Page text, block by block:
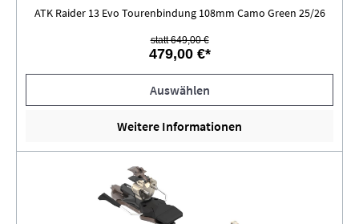
ATK Raider 13 Evo Tourenbindung 108mm Camo Green 25/26
statt 649,00 €
479,00 €*
Auswählen
Weitere Informationen